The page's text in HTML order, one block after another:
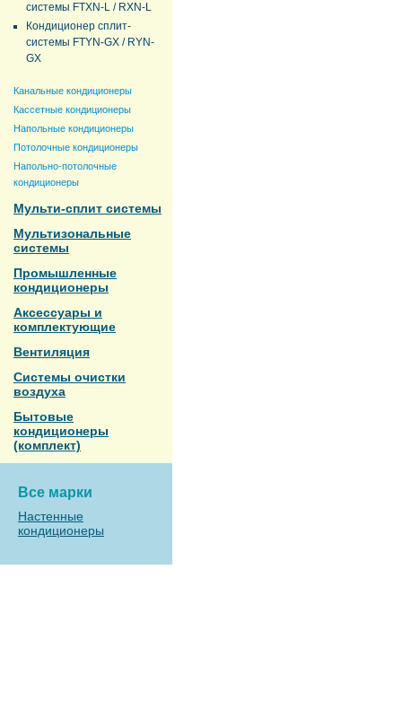
системы FTXN-L / RXN-L
Кондиционер сплит-
системы FTYN-GX / RYN-
GX
Канальные кондиционеры
Кассетные кондиционеры
Напольные кондиционеры
Потолочные кондиционеры
Напольно-потолочные
кондиционеры
Мульти-сплит системы
Мультизональные
системы
Промышленные
кондиционеры
Аксессуары и
комплектующие
Вентиляция
Системы очистки
воздуха
Бытовые
кондиционеры
(комплект)
Все марки
Настенные
кондиционеры